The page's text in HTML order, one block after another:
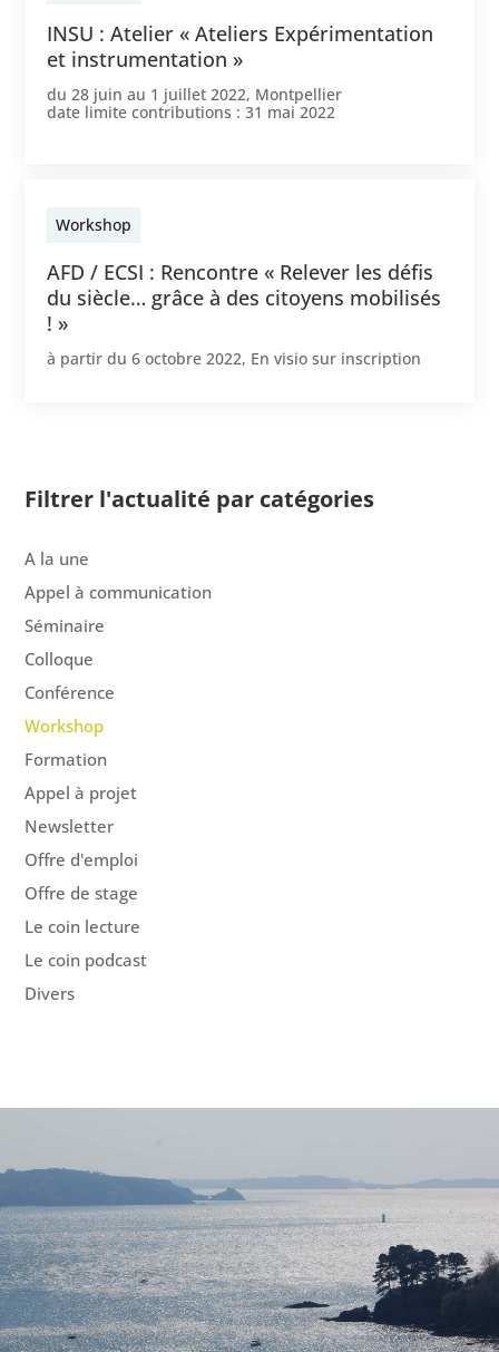
INSU : Atelier « Ateliers Expérimentation
et instrumentation »
du 28 juin au 1 juillet 2022, Montpellier
date limite contributions : 31 mai 2022
Workshop
AFD / ECSI : Rencontre « Relever les défis
du siècle… grâce à des citoyens mobilisés
! »
à partir du 6 octobre 2022, En visio sur inscription
Filtrer l'actualité par catégories
A la une
Appel à communication
Séminaire
Colloque
Conférence
Workshop
Formation
Appel à projet
Newsletter
Offre d'emploi
Offre de stage
Le coin lecture
Le coin podcast
Divers